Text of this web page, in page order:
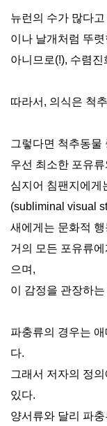
뉴런의 수가 많다
이나 날개처럼 뚜
아니므로(!), 수렴
따라서, 의식은 척
그렇다면 척추동물
우선 최소한 포유
심지어 침팬지에게
(subliminal visual
새에게는 문화적
거의 모든 포유류
으며,
이 감정을 관장하
파충류의 경우는
다.
그래서 저자의 정
있다.
양서류와 달리 파